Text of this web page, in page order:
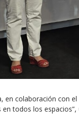
en colaboración con
todos los